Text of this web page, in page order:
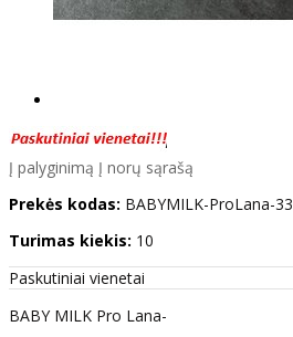
Į palyginimą Į norų sąrašą
Prekės kodas: BABYMILK-ProLana-33
Turimas kiekis: 10
Paskutiniai vienetai
BABY MILK Pro Lana-